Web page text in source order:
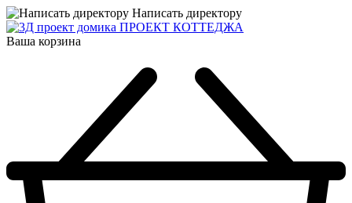
Написать директору
ПРОЕКТ КОТТЕДЖА
Ваша корзина